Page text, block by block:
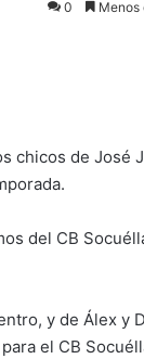
0 Menos
chicos de José
del CB
y de Álex y
el CB